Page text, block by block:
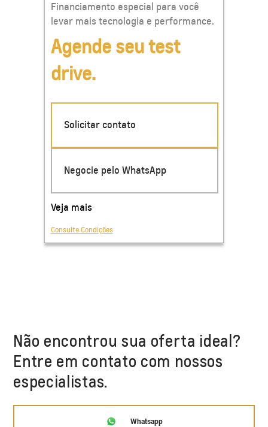
Não encontrou sua oferta ideal?
Entre em contato com nossos
especialistas.
Whatsapp